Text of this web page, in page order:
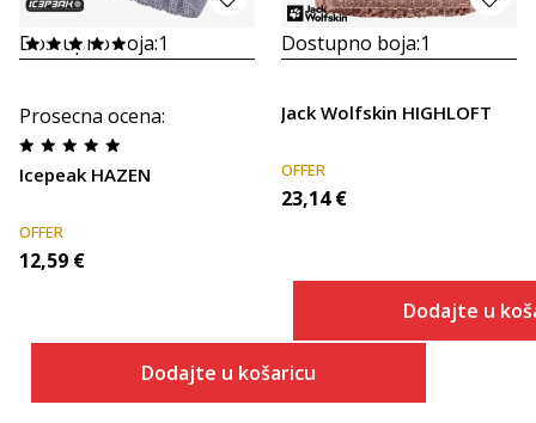
Dostupno boja:1
Prosecna ocena:
Icepeak HAZEN
OFFER
12,59 €
Dodajte u košaricu
Dostupno boja:1
Jack Wolfskin HIGHLOFT
OFFER
23,14 €
Dodajte u